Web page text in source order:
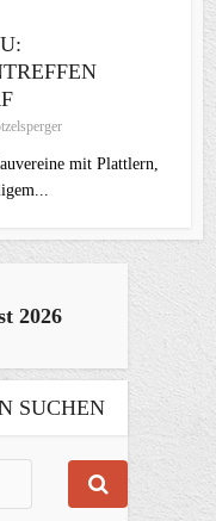
mit Plattlern,
2026
SUCHEN